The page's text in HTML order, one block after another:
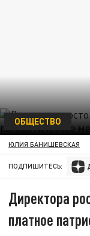
ОБЩЕСТВО
ЮЛИЯ БАНИШЕВСКАЯ
ПОДПИШИТЕСЬ:
Директора
платное